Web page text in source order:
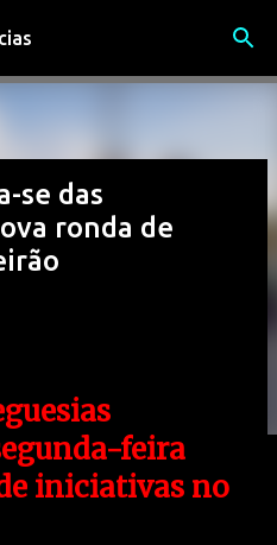
principal
se das
ronda de
feira
iniciativas no